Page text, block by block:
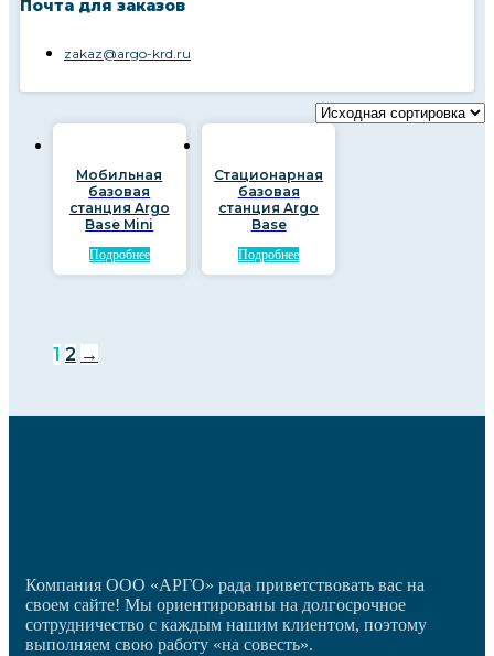
Почта для заказов
zakaz@argo-krd.ru
Мобильная
базовая
станция Argo
Base Mini
Подробнее
Стационарная
базовая
станция Argo
Base
Подробнее
1 2 →
Компания ООО «АРГО» рада приветствовать вас на
своем сайте! Мы ориентированы на долгосрочное
сотрудничество с каждым нашим клиентом, поэтому
выполняем свою работу «на совесть».